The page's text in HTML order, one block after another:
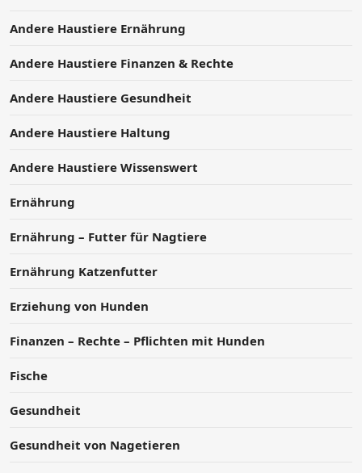
Andere Haustiere Ernährung
Andere Haustiere Finanzen & Rechte
Andere Haustiere Gesundheit
Andere Haustiere Haltung
Andere Haustiere Wissenswert
Ernährung
Ernährung – Futter für Nagtiere
Ernährung Katzenfutter
Erziehung von Hunden
Finanzen – Rechte – Pflichten mit Hunden
Fische
Gesundheit
Gesundheit von Nagetieren